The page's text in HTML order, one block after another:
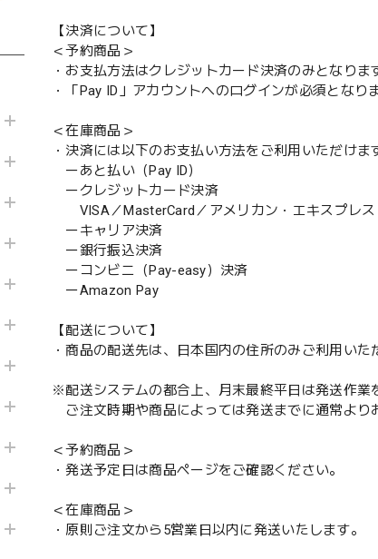
【決済について】
＜予約商品＞
・お支払方法はクレジットカード決済のみとなりま
・「Pay ID」アカウントへのログインが必須となり
＜在庫商品＞
・決済には以下のお支払い方法をご利用いただけま
ーあと払い（Pay ID）
ークレジットカード決済
VISA／MasterCard／アメリカン・エキスプレス
ーキャリア決済
ー銀行振込決済
ーコンビニ（Pay-easy）決済
ーAmazon Pay
【配送について】
・商品の配送先は、日本国内の住所のみご利用いた
※配送システムの都合上、月末最終平日は発送作業
ご注文時期や商品によっては発送までに通常より
＜予約商品＞
・発送予定日は商品ページをご確認ください。
＜在庫商品＞
・原則ご注文から5営業日以内に発送いたします。